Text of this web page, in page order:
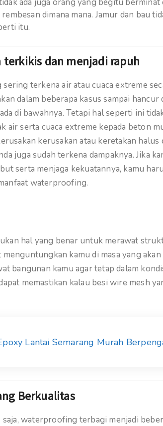
dimana mana. Jamur dan bau
itu.
dan menjadi rapuh
terkena air atau cuaca extreme
dalam beberapa kasus sampai
di bawahnya. Tetapi hal seperti ini
air serta cuaca extreme kepada beton
kerusakan atau keretakan
juga sudah terkena dampaknya. Jika
serta menjaga kekuatannya, kamu
waterproofing.
hal yang benar untuk merawat
kamu di masa yang
bangunan kamu agar tetap dalam
memastikan kalau besi wire mesh
Lantai Semarang Murah
Berkualitas
waterproofing terbagi menjadi